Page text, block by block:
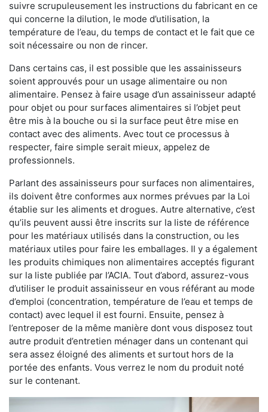
suivre scrupuleusement les instructions du fabricant en ce
qui concerne la dilution, le mode d’utilisation, la
température de l’eau, du temps de contact et le fait que ce
soit nécessaire ou non de rincer.
Dans certains cas, il est possible que les assainisseurs
soient approuvés pour un usage alimentaire ou non
alimentaire. Pensez à faire usage d’un assainisseur adapté
pour objet ou pour surfaces alimentaires si l’objet peut
être mis à la bouche ou si la surface peut être mise en
contact avec des aliments. Avec tout ce processus à
respecter, faire simple serait mieux, appelez de
professionnels.
Parlant des assainisseurs pour surfaces non alimentaires,
ils doivent être conformes aux normes prévues par la Loi
établie sur les aliments et drogues. Autre alternative, c’est
qu’ils peuvent aussi être inscrits sur la liste de référence
pour les matériaux utilisés dans la construction, ou les
matériaux utiles pour faire les emballages. Il y a également
les produits chimiques non alimentaires acceptés figurant
sur la liste publiée par l’ACIA. Tout d’abord, assurez-vous
d’utiliser le produit assainisseur en vous référant au mode
d’emploi (concentration, température de l’eau et temps de
contact) avec lequel il est fourni. Ensuite, pensez à
l’entreposer de la même manière dont vous disposez tout
autre produit d’entretien ménager dans un contenant qui
sera assez éloigné des aliments et surtout hors de la
portée des enfants. Vous verrez le nom du produit noté
sur le contenant.